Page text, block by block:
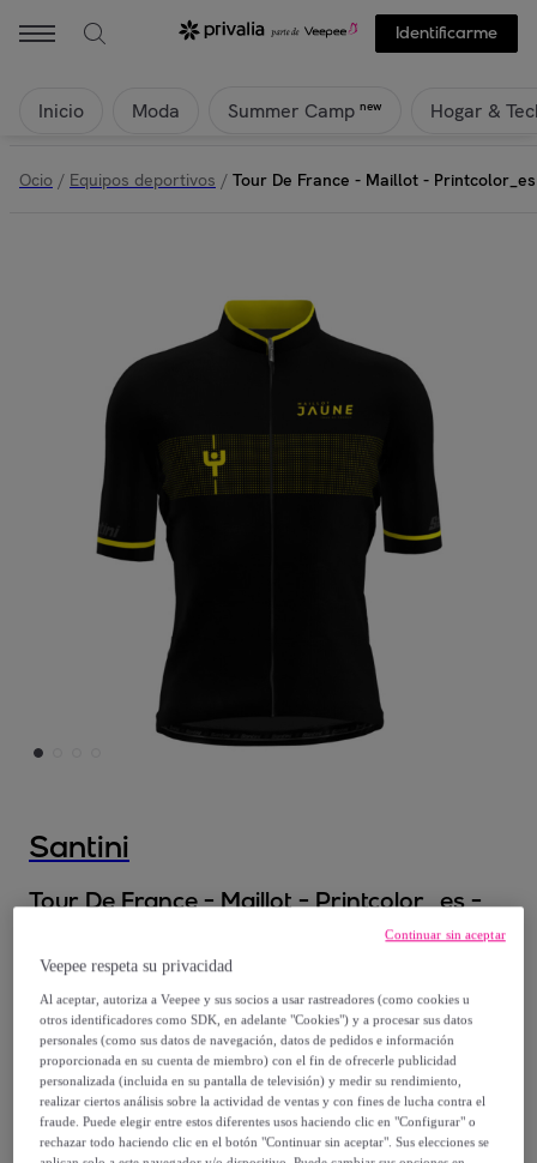
Identificarme
Inicio Moda Summer Camp new Hogar &
Ocio / Equipos deportivos / Tour De France - Maillot -
Santini
Tour De France - Maillot - Printcolor_es -
Modelo: XS
45,00 €
90,00 €
-50%
Vendido porSantini Cycling Wear
Veepee respeta su privacidad
Al aceptar, autoriza a Veepee y sus socios a usar rastreadores (como cookies u
otros identificadores como SDK, en adelante "Cookies") y a procesar sus datos
personales (como sus datos de navegación, datos de pedidos e información
proporcionada en su cuenta de miembro) con el fin de ofrecerle publicidad
personalizada (incluida en su pantalla de televisión) y medir su rendimiento,
realizar ciertos análisis sobre la actividad de ventas y con fines de lucha contra el
fraude. Puede elegir entre estos diferentes usos haciendo clic en "Configurar" o
rechazar todo haciendo clic en el botón "Continuar sin aceptar". Sus elecciones se
Continuar sin aceptar